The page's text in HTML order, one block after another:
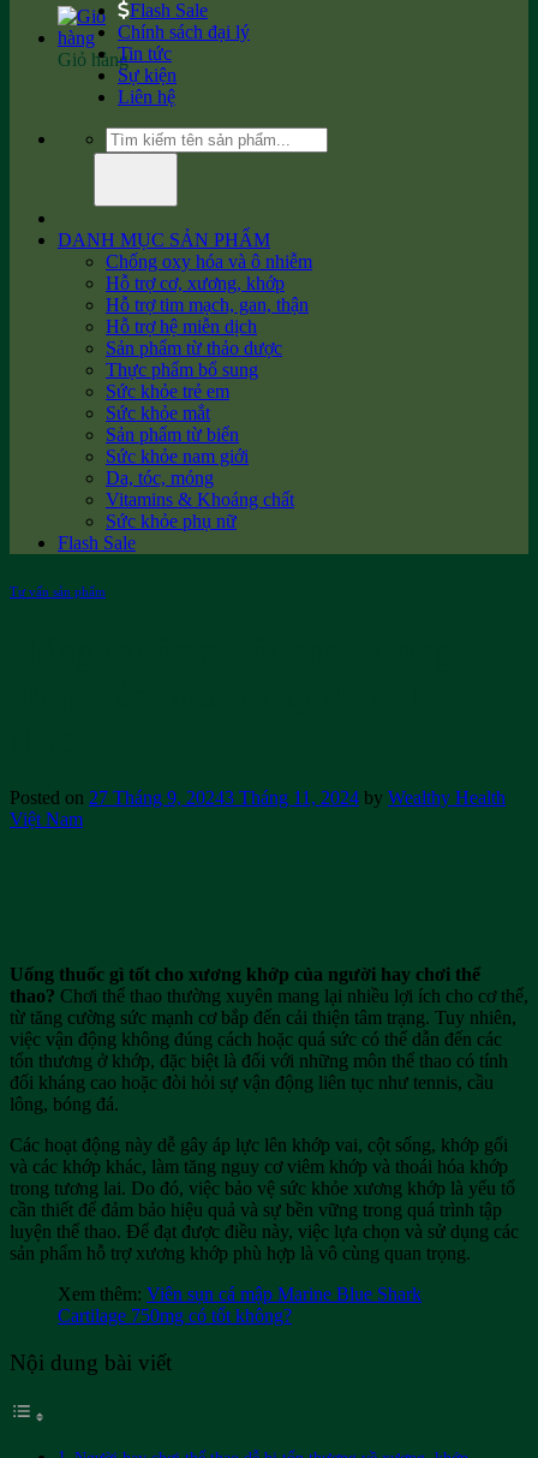
Giỏ hàng
Flash Sale
Chính sách đại lý
Tin tức
Sự kiện
Liên hệ
Tìm
kiếm:
DANH MỤC SẢN PHẨM
Chống oxy hóa và ô nhiễm
Hỗ trợ cơ, xương, khớp
Hỗ trợ tim mạch, gan, thận
Hỗ trợ hệ miễn dịch
Sản phẩm từ thảo dược
Thực phẩm bổ sung
Sức khỏe trẻ em
Sức khỏe mắt
Sản phẩm từ biển
Sức khỏe nam giới
Da, tóc, móng
Vitamins & Khoáng chất
Sức khỏe phụ nữ
Flash Sale
Tư vấn sản phẩm
Posted on 27 Tháng 9, 20243 Tháng 11, 2024 by Wealthy Health
Việt Nam
Uống thuốc gì tốt cho xương khớp của người hay chơi thể
thao? Chơi thể thao thường xuyên mang lại nhiều lợi ích cho cơ thể,
từ tăng cường sức mạnh cơ bắp đến cải thiện tâm trạng. Tuy nhiên,
việc vận động không đúng cách hoặc quá sức có thể dẫn đến các
tổn thương ở khớp, đặc biệt là đối với những môn thể thao có tính
đối kháng cao hoặc đòi hỏi sự vận động liên tục như tennis, cầu
lông, bóng đá.
Các hoạt động này dễ gây áp lực lên khớp vai, cột sống, khớp gối
và các khớp khác, làm tăng nguy cơ viêm khớp và thoái hóa khớp
trong tương lai. Do đó, việc bảo vệ sức khỏe xương khớp là yếu tố
cần thiết để đảm bảo hiệu quả và sự bền vững trong quá trình tập
luyện thể thao. Để đạt được điều này, việc lựa chọn và sử dụng các
sản phẩm hỗ trợ xương khớp phù hợp là vô cùng quan trọng.
Xem thêm: Viên sụn cá mập Marine Blue Shark
Cartilage 750mg có tốt không?
Nội dung bài viết